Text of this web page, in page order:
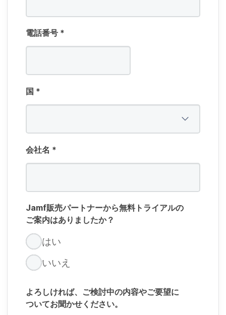
電話番号 *
国 *
会社名 *
Jamf販売パートナーから​無料トライアルの​
ご案内は​ありましたか？
は​い
いいえ
よろしければ、​ご検討中の​内容や​ご要望に​
ついてお聞か​せください。